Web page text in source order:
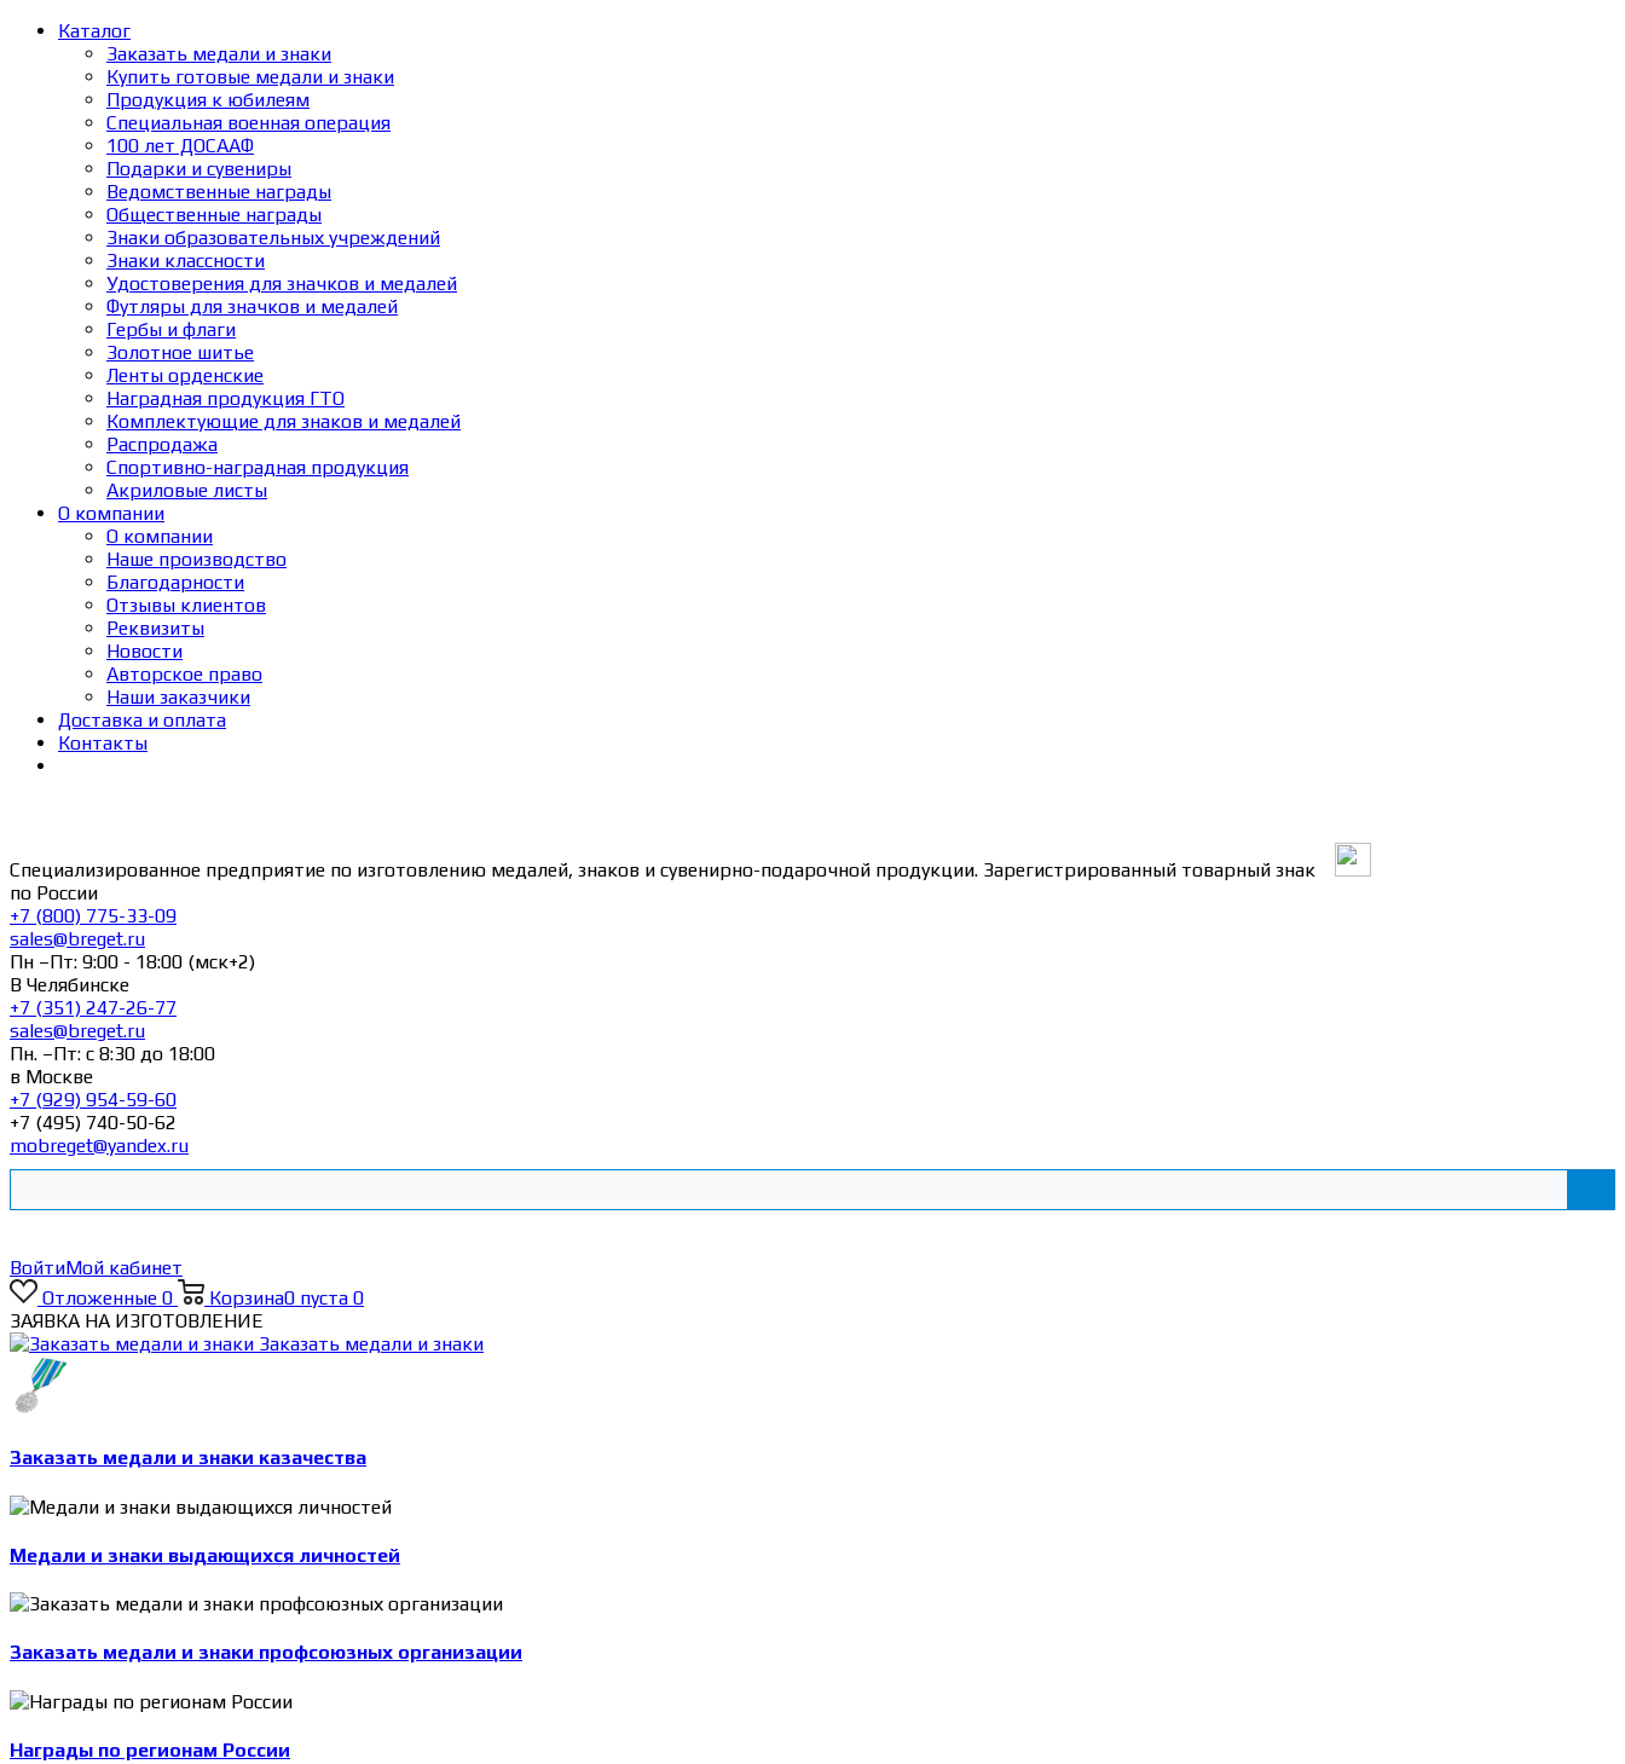
Каталог
Заказать медали и знаки
Купить готовые медали и знаки
Продукция к юбилеям
Специальная военная операция
100 лет ДОСААФ
Подарки и сувениры
Ведомственные награды
Общественные награды
Знаки образовательных учреждений
Знаки классности
Удостоверения для значков и медалей
Футляры для значков и медалей
Гербы и флаги
Золотное шитье
Ленты орденские
Наградная продукция ГТО
Комплектующие для знаков и медалей
Распродажа
Спортивно-наградная продукция
Акриловые листы
О компании
О компании
Наше производство
Благодарности
Отзывы клиентов
Реквизиты
Новости
Авторское право
Наши заказчики
Доставка и оплата
Контакты
Специализированное предприятие по изготовлению медалей, знаков и сувенирно-подарочной продукции. Зарегистрированный товарный знак
по России
+7 (800) 775-33-09
sales@breget.ru
Пн –Пт: 9:00 - 18:00 (мск+2)
В Челябинске
+7 (351) 247-26-77
sales@breget.ru
Пн. –Пт: с 8:30 до 18:00
в Москве
+7 (929) 954-59-60
+7 (495) 740-50-62
mobreget@yandex.ru
ВойтиМой кабинет
Отложенные 0 Корзина0 пуста 0
ЗАЯВКА НА ИЗГОТОВЛЕНИЕ
Заказать медали и знаки
Заказать медали и знаки казачества
Медали и знаки выдающихся личностей
Заказать медали и знаки профсоюзных организации
Награды по регионам России